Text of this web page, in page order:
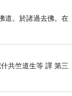
道。於諸過去佛。在
共竺道生等 譯 第三